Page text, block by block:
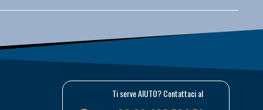
Ti serve AIUTO? Contattaci al